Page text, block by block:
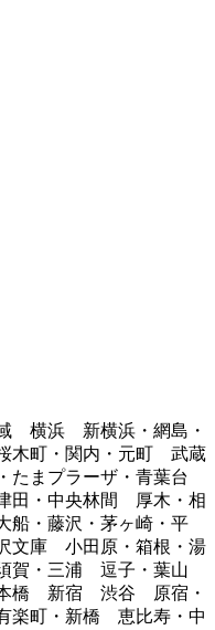
横浜 新横浜・網島・
木町・関内・元町 武蔵
たまプラーザ・青葉台
田・中央林間 厚木・相
・藤沢・茅ヶ崎・平
文庫 小田原・箱根・湯
賀・三浦 逗子・葉山
橋 新宿 渋谷 原宿・
楽町・新橋 恵比寿・中